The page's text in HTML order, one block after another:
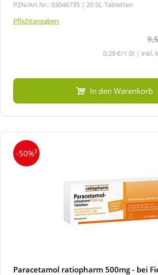
PZN/Art.Nr.: 03046735 | 20 St, Tabletten
Pflichtangaben
0,29 €/1 St | inkl.
In den Warenkorb
-50%3
Paracetamol ratiopharm 500mg - bei